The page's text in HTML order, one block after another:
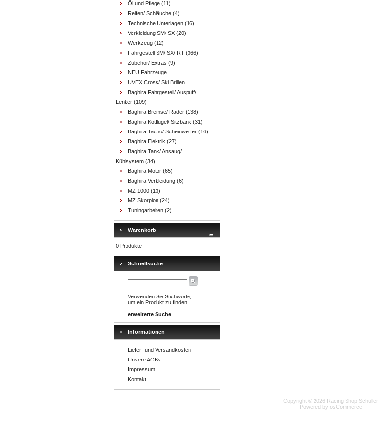
Öl und Pflege (11)
Reifen/ Schläuche (4)
Technische Unterlagen (16)
Verkleidung SM/ SX (20)
Werkzeug (12)
Fahrgestell SM/ SX/ RT (366)
Zubehör/ Extras (9)
NEU Fahrzeuge
UVEX Cross/ Ski Brillen
Baghira Fahrgestell/ Auspuff/
Lenker (109)
Baghira Bremse/ Räder (138)
Baghira Kotflügel/ Sitzbank (31)
Baghira Tacho/ Scheinwerfer (16)
Baghira Elektrik (27)
Baghira Tank/ Ansaug/
Kühlsystem (34)
Baghira Motor (65)
Baghira Verkleidung (6)
MZ 1000 (13)
MZ Skorpion (24)
Tuningarbeiten (2)
Warenkorb
0 Produkte
Schnellsuche
Verwenden Sie Stichworte,
um ein Produkt zu finden.
erweiterte Suche
Informationen
Liefer- und Versandkosten
Unsere AGBs
Impressum
Kontakt
Copyright © 2026 Racing Shop Schuller
Powered by osCommerce